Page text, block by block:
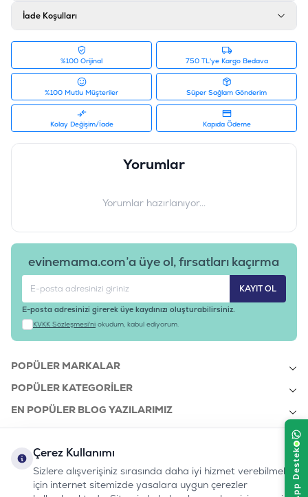
Protein %65, Yağ %2.5, Selüloz %1, Kül %3, Nem %15
Ürün Filtreleri
Tedarikçi Ürün Kodu
: PIDP-015
İade Koşulları
%100 Orijinal 750 TL'ye Kargo Bedava
%100 Mutlu Müşteriler Süper Sağlam Gönderim
Kolay Değişim/İade Kapıda Ödeme
Yorumlar
Yorumlar hazırlanıyor...
evinemama.com’a üye ol, fırsatları kaçırma
KAYIT OL
E-posta adresinizi girerek üye kaydınızı oluşturabilirsiniz.
KVKK Sözleşmesi'ni okudum, kabul ediyorum.
POPÜLER MARKALAR
POPÜLER KATEGORILER
EN POPÜLER BLOG YAZILARIMIZ
KURUMSAL
Çerez Kullanımı
Sizlere alışverişiniz sırasında daha iyi hizmet verebilmek
için internet sitemizde yasalara uygun çerezler